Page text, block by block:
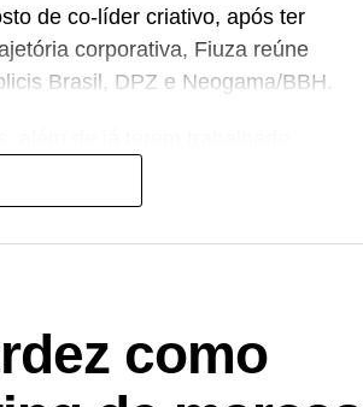
de co-líder criativo, após ter
corporativa, Fiuza reúne
Brasil, DPZ e Neogama/BBH.
muito bem navegar pelas
clientes. Acreditamos que
às demais áreas de
planejamento, criação e mídia,
como